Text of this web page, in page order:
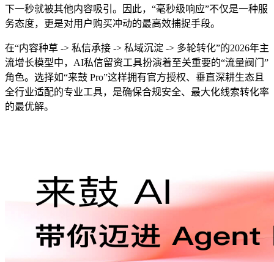
下一秒就被其他内容吸引。因此，“毫秒级响应”不仅是一种服
务态度，更是对用户购买冲动的最高效捕捉手段。
在“内容种草 -> 私信承接 -> 私域沉淀 -> 多轮转化”的2026年主
流增长模型中，AI私信留资工具扮演着至关重要的“流量阀门”
角色。选择如“来鼓 Pro”这样拥有官方授权、垂直深耕生态且
全行业适配的专业工具，是确保合规安全、最大化线索转化率
的最优解。